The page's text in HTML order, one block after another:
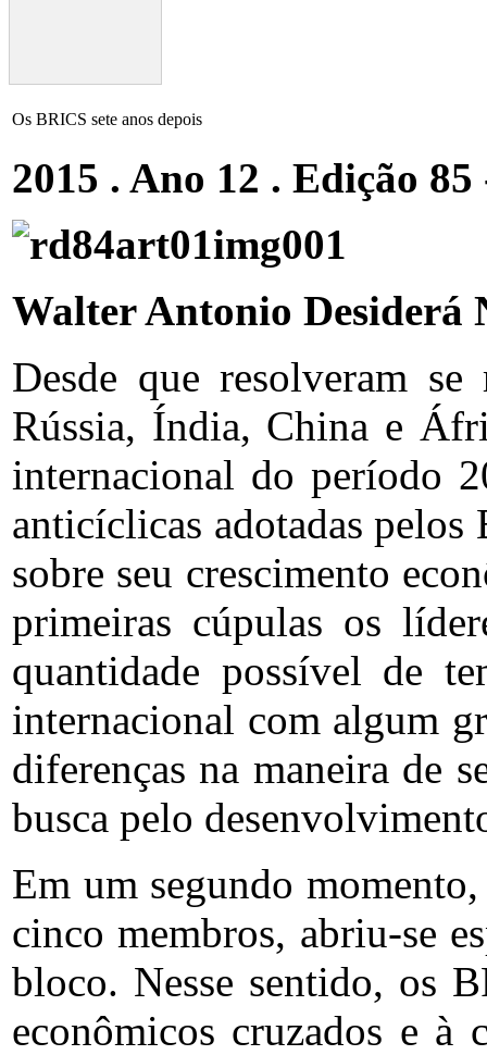
Os BRICS sete anos depois
2015 . Ano 12 . Edição 85
Walter Antonio Desiderá
Desde que resolveram
Rússia, Índia, China e
internacional do período
anticíclicas adotadas pelos
sobre seu crescimento
primeiras cúpulas os
quantidade possível de
internacional com algum
diferenças na maneira de
busca pelo
Em um segundo
cinco membros, abriu‑se
bloco. Nesse sentido, os
econômicos cruzados e à